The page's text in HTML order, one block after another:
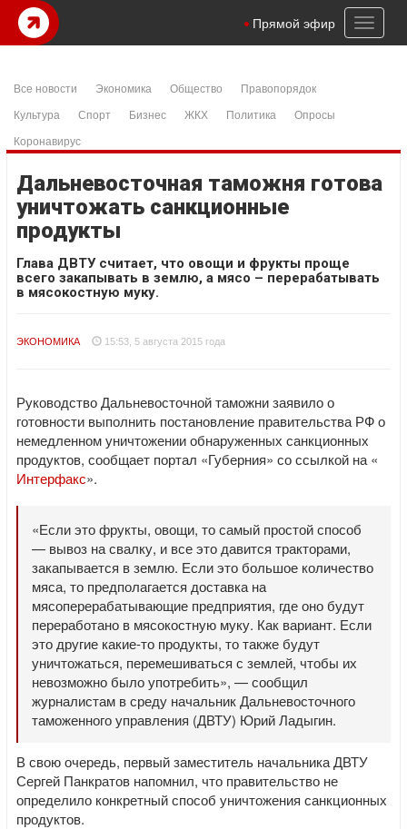
Toggle
Прямой эфир
Все новости Экономика Общество
Правопорядок
Культура
Спорт Бизнес ЖКХ Политика
Опросы
Коронавирус
Дальневосточная таможня готова
уничтожать санкционные
продукты
Глава ДВТУ считает, что овощи и фрукты проще
всего закапывать в землю, а мясо – перерабатывать
в мясокостную муку.
ЭКОНОМИКА 15:53, 5 августа 2015 года
Руководство Дальневосточной таможни заявило о
готовности выполнить постановление правительства РФ о
немедленном уничтожении обнаруженных санкционных
продуктов, сообщает портал «Губерния» со ссылкой на «
Интерфакс».
«Если это фрукты, овощи, то самый простой способ
— вывоз на свалку, и все это давится тракторами,
закапывается в землю. Если это большое количество
мяса, то предполагается доставка на
мясоперерабатывающие предприятия, где оно будут
переработано в мясокостную муку. Как вариант. Если
это другие какие-то продукты, то также будут
уничтожаться, перемешиваться с землей, чтобы их
невозможно было употребить», — сообщил
журналистам в среду начальник Дальневосточного
таможенного управления (ДВТУ) Юрий Ладыгин.
В свою очередь, первый заместитель начальника ДВТУ
Сергей Панкратов напомнил, что правительство не
определило конкретный способ уничтожения санкционных
продуктов.